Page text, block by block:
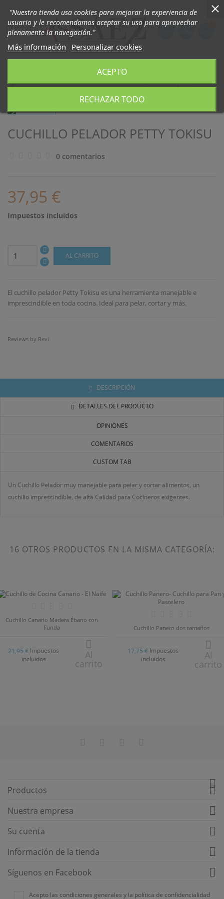

CUCHILLO PELADOR PETTY TOKISU
0 comentarios
37,95 €
Impuestos incluidos
AL CARRITO
El cuchillo pelador Petty Tokisu es una herramienta manejable e
imprescindible en toda cocina. Ideal para pelar, cortar y más.
Reviews by Revi
DESCRIPCIÓN
DETALLES DEL PRODUCTO
OPINIONES
COMENTARIOS
CUSTOM TAB
Un Cuchillo Pelador muy manejable para pelar y cortar alimentos, un
cuchillo imprescindible, de alta Calidad para Cocineros exigentes.
16 OTROS PRODUCTOS EN LA MISMA CATEGORÍA:
Cuchillo Canario Madera Ébano con
Funda
21,95 € Impuestos
incluidos
Al
carrito
Cuchillo Panero dos tamaños
17,75 € Impuestos
incluidos
Al
carrito
"Nuestra tienda usa cookies para mejorar la experiencia de
usuario y le recomendamos aceptar su uso para aprovechar
plenamente la navegación."
Más información Personalizar cookies
RECHAZAR TODO
ACEPTO

Productos 
Nuestra empresa 
Su cuenta 
Información de la tienda 
Síguenos en Facebook 
add_circle_outlineCrear nueva lista
INICIAR SESIÓN
Acepto las condiciones generales y la política de confidencialidad